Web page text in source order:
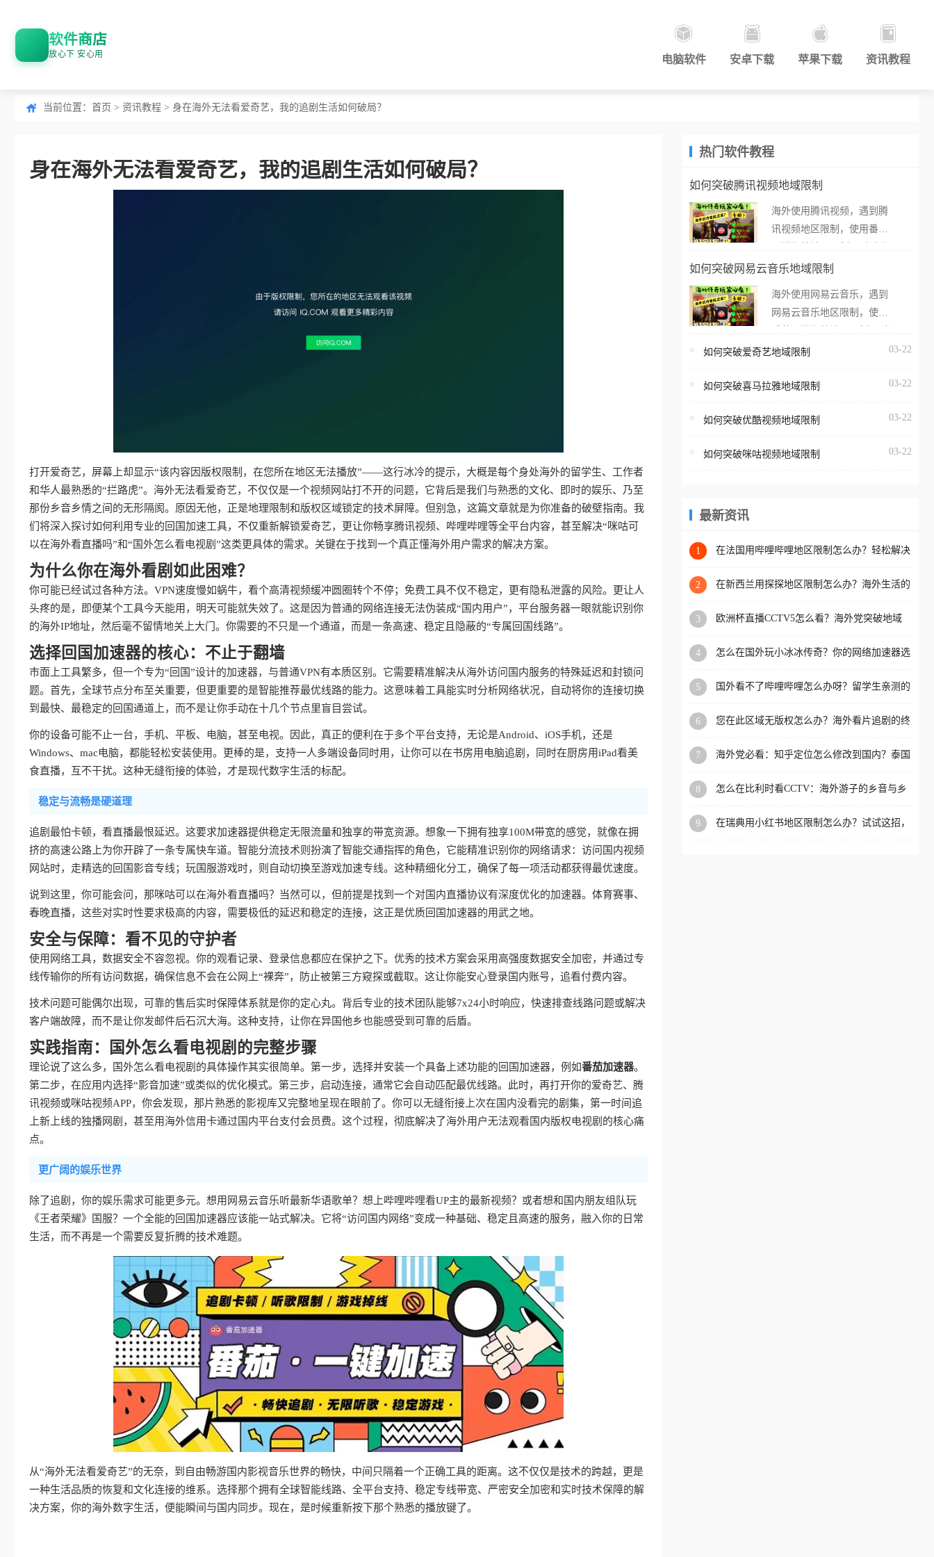
软件商店
放心下 安心用 电脑软件 安卓下载 苹果下载 资讯教程
当前位置： 首页 > 资讯教程 > 身在海外无法看爱奇艺，我的追剧生活如何破局？
身在海外无法看爱奇艺，我的追剧生活如何破局？
打开爱奇艺，屏幕上却显示“该内容因版权限制，在您所在地区无法播放”——这行冰冷的提示，大概是每个身处海外的留学生、工作者
和华人最熟悉的“拦路虎”。海外无法看爱奇艺，不仅仅是一个视频网站打不开的问题，它背后是我们与熟悉的文化、即时的娱乐、乃至
那份乡音乡情之间的无形隔阂。原因无他，正是地理限制和版权区域锁定的技术屏障。但别急，这篇文章就是为你准备的破壁指南。我
们将深入探讨如何利用专业的回国加速工具，不仅重新解锁爱奇艺，更让你畅享腾讯视频、哔哩哔哩等全平台内容，甚至解决“咪咕可
以在海外看直播吗”和“国外怎么看电视剧”这类更具体的需求。关键在于找到一个真正懂海外用户需求的解决方案。
为什么你在海外看剧如此困难？
你可能已经试过各种方法。VPN速度慢如蜗牛，看个高清视频缓冲圆圈转个不停；免费工具不仅不稳定，更有隐私泄露的风险。更让人
头疼的是，即便某个工具今天能用，明天可能就失效了。这是因为普通的网络连接无法伪装成“国内用户”，平台服务器一眼就能识别你
的海外IP地址，然后毫不留情地关上大门。你需要的不只是一个通道，而是一条高速、稳定且隐蔽的“专属回国线路”。
选择回国加速器的核心：不止于翻墙
市面上工具繁多，但一个专为“回国”设计的加速器，与普通VPN有本质区别。它需要精准解决从海外访问国内服务的特殊延迟和封锁问
题。首先，全球节点分布至关重要，但更重要的是智能推荐最优线路的能力。这意味着工具能实时分析网络状况，自动将你的连接切换
到最快、最稳定的回国通道上，而不是让你手动在十几个节点里盲目尝试。
你的设备可能不止一台，手机、平板、电脑，甚至电视。因此，真正的便利在于多个平台支持，无论是Android、iOS手机，还是
Windows、mac电脑，都能轻松安装使用。更棒的是，支持一人多端设备同时用，让你可以在书房用电脑追剧，同时在厨房用iPad看美
食直播，互不干扰。这种无缝衔接的体验，才是现代数字生活的标配。
稳定与流畅是硬道理
追剧最怕卡顿，看直播最恨延迟。这要求加速器提供稳定无限流量和独享的带宽资源。想象一下拥有独享100M带宽的感觉，就像在拥
挤的高速公路上为你开辟了一条专属快车道。智能分流技术则扮演了智能交通指挥的角色，它能精准识别你的网络请求：访问国内视频
网站时，走精选的回国影音专线；玩国服游戏时，则自动切换至游戏加速专线。这种精细化分工，确保了每一项活动都获得最优速度。
说到这里，你可能会问，那咪咕可以在海外看直播吗？当然可以，但前提是找到一个对国内直播协议有深度优化的加速器。体育赛事、
春晚直播，这些对实时性要求极高的内容，需要极低的延迟和稳定的连接，这正是优质回国加速器的用武之地。
安全与保障：看不见的守护者
使用网络工具，数据安全不容忽视。你的观看记录、登录信息都应在保护之下。优秀的技术方案会采用高强度数据安全加密，并通过专
线传输你的所有访问数据，确保信息不会在公网上“裸奔”，防止被第三方窥探或截取。这让你能安心登录国内账号，追看付费内容。
技术问题可能偶尔出现，可靠的售后实时保障体系就是你的定心丸。背后专业的技术团队能够7x24小时响应，快速排查线路问题或解决
客户端故障，而不是让你发邮件后石沉大海。这种支持，让你在异国他乡也能感受到可靠的后盾。
实践指南：国外怎么看电视剧的完整步骤
理论说了这么多，国外怎么看电视剧的具体操作其实很简单。第一步，选择并安装一个具备上述功能的回国加速器，例如番茄加速器。
第二步，在应用内选择“影音加速”或类似的优化模式。第三步，启动连接，通常它会自动匹配最优线路。此时，再打开你的爱奇艺、腾
讯视频或咪咕视频APP，你会发现，那片熟悉的影视库又完整地呈现在眼前了。你可以无缝衔接上次在国内没看完的剧集，第一时间追
上新上线的独播网剧，甚至用海外信用卡通过国内平台支付会员费。这个过程，彻底解决了海外用户无法观看国内版权电视剧的核心痛
点。
更广阔的娱乐世界
除了追剧，你的娱乐需求可能更多元。想用网易云音乐听最新华语歌单？想上哔哩哔哩看UP主的最新视频？或者想和国内朋友组队玩
《王者荣耀》国服？一个全能的回国加速器应该能一站式解决。它将“访问国内网络”变成一种基础、稳定且高速的服务，融入你的日常
生活，而不再是一个需要反复折腾的技术难题。
从“海外无法看爱奇艺”的无奈，到自由畅游国内影视音乐世界的畅快，中间只隔着一个正确工具的距离。这不仅仅是技术的跨越，更是
一种生活品质的恢复和文化连接的维系。选择那个拥有全球智能线路、全平台支持、稳定专线带宽、严密安全加密和实时技术保障的解
决方案，你的海外数字生活，便能瞬间与国内同步。现在，是时候重新按下那个熟悉的播放键了。
热门软件教程
如何突破腾讯视频地域限制
海外使用腾讯视频，遇到腾
讯视频地区限制，使用番茄
外打开腾讯视频，却突然弹
地区无法播放”的提示语。
海外用户如香港、澳门、台
亚、欧洲等国家和地区时，
台一样，出现地区及版权限
地区播放。 遇到这个问题的
区工作、留学、定居等，都
权限制所困扰。
如何突破网易云音乐地域限制
海外使用网易云音乐，遇到
网易云音乐地区限制，使用
在海外打开网易云音乐，却
所在的地区无法播放”的提示
门、台湾、美国、加拿大、
区时，网易云音乐也会像其
回国加速器，即可解决「海
版权限制」的问题，无论人
国、加拿大、澳大利亚、欧
学、定居等，都可以使用，
扰。
如何突破爱奇艺地域限制 03-22
如何突破喜马拉雅地域限制 03-22
如何突破优酷视频地域限制 03-22
如何突破咪咕视频地域限制 03-22
最新资讯
1
在法国用哔哩哔哩地区限制怎么办？轻松解决
2
在新西兰用探探地区限制怎么办？海外生活的
3
欧洲杯直播CCTV5怎么看？海外党突破地域
4
怎么在国外玩小冰冰传奇？你的网络加速器选
5
国外看不了哔哩哔哩怎么办呀？留学生亲测的
6
您在此区域无版权怎么办？海外看片追剧的终
7
海外党必看：知乎定位怎么修改到国内？泰国
8
怎么在比利时看CCTV：海外游子的乡音与乡
9
在瑞典用小红书地区限制怎么办？试试这招，